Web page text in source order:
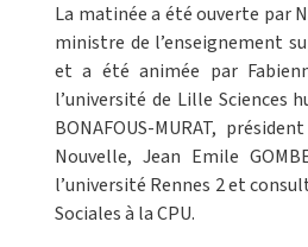
La matinée a été ouverte par
ministre de l’enseignement
et a été animée par
l’université de Lille Sciences
BONAFOUS-MURAT,
Nouvelle, Jean Emile
l’université Rennes 2 et
Sociales à la CPU.